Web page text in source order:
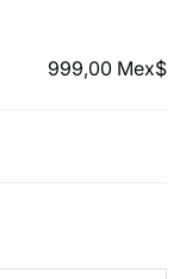
999,00 Mex$